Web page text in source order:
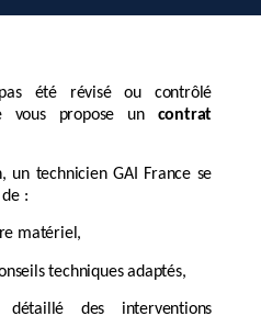
été révisé ou contrôlé
vous propose un contrat
un technicien GAI France se
:
matériel,
techniques adaptés,
des interventions